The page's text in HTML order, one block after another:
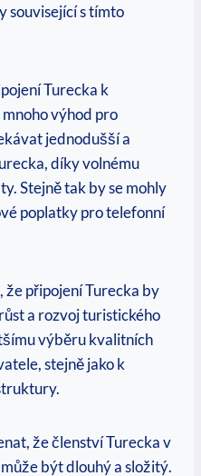
související s tímto
Turecka k
výhod pro
jednodušší a
díky volnému
Stejně tak by se mohly
poplatky pro telefonní
připojení Turecka by
a rozvoj turistického
výběru kvalitních
stejně jako k
že členství Turecka v
být dlouhý a složitý.